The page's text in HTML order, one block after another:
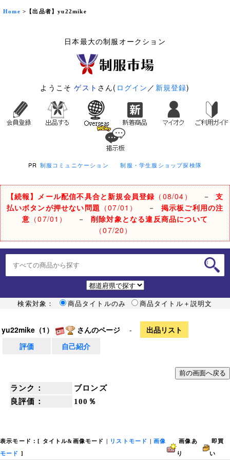
Home >【出品者】yu22mike
日本最大の制服オークション
ようこそゲスト さん( ログイン ／ 新規登録)
PR 制服コミュニケーション 制服・学生服ショップ探検隊
【続報】メール配信不具合と新規会員登録 （08/04） －支
払いボタンが押せない問題 （07/01） － 掲示板ご利用の注
意 （07/01） － 削除対象となる違反商品について
（07/20）
検索対象： 商品タイトルのみ 商品タイトル＋説明文
yu22mike（1） さんのページ -
出品リスト
評価
自己紹介
ランク：
ブロンズ
良評価：
100％
表示モード：[ タイトル&画像モード リストモード |画像
モード ]
画像あ
り
即買
い